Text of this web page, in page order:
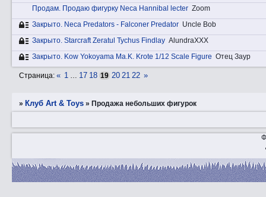
Прoдам. Продаю фигурку Neca Hannibal lecter Zoom
Закрытo. Nеca Predators - Falconer Predator Uncle Bob
Закрытo. Starcraft Zeratul Tychus Findlay AlundraXXX
Закрытo. Kow Yokoyama Ma.K. Krote 1/12 Scale Figure Отец Заур
Страница:« 1 … 17 18 19 20 21 22 »
» Клуб Art & Toys »Продажа небольших фигурок